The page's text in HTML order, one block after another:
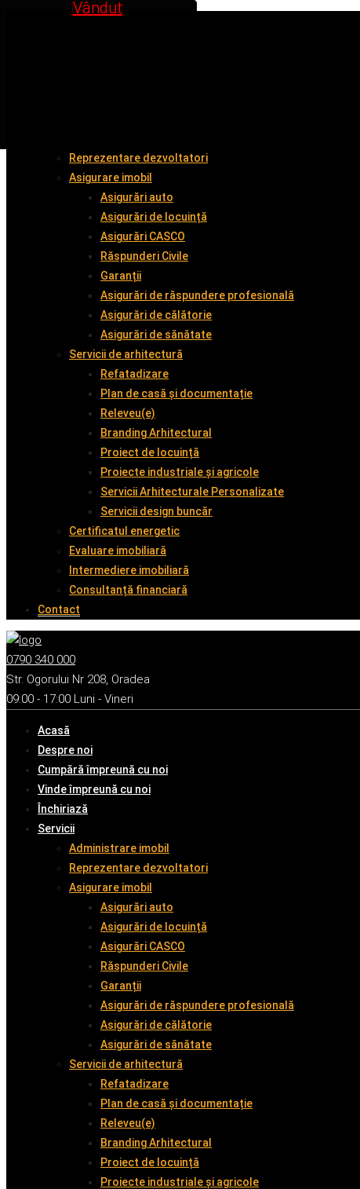
Reprezentare dezvoltatori
Asigurare imobil
Asigurări auto
Asigurări de locuință
Asigurări CASCO
Răspunderi Civile
Garanții
Asigurări de răspundere profesională
Asigurări de călătorie
Asigurări de sănătate
Servicii de arhitectură
Refatadizare
Plan de casă și documentație
Releveu(e)
Branding Arhitectural
Proiect de locuință
Proiecte industriale și agricole
Servicii Arhitecturale Personalizate
Servicii design buncăr
Certificatul energetic
Evaluare imobiliară
Intermediere imobiliară
Consultanță financiară
Contact
0790 340 000
Str. Ogorului Nr 208, Oradea
09:00 - 17:00 Luni - Vineri
Acasă
Despre noi
Cumpără împreună cu noi
Vinde împreună cu noi
Închiriază
Servicii
Administrare imobil
Reprezentare dezvoltatori
Asigurare imobil
Asigurări auto
Asigurări de locuință
Asigurări CASCO
Răspunderi Civile
Garanții
Asigurări de răspundere profesională
Asigurări de călătorie
Asigurări de sănătate
Servicii de arhitectură
Refatadizare
Plan de casă și documentație
Releveu(e)
Branding Arhitectural
Proiect de locuință
Proiecte industriale și agricole
Vândut
Vândut
Inchiriat
Inchiriat
Vândut
Vândut